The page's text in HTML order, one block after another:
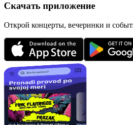
Скачать приложение
Открой концерты, вечеринки и